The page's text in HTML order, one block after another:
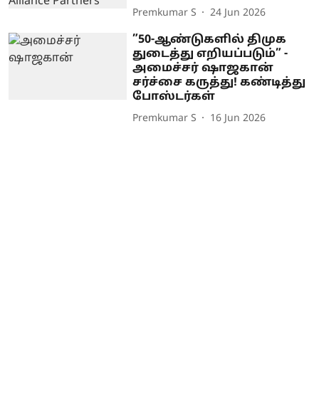
Premkumar S 24 Jun 2026
”50-ஆண்டுகளில் திமுக
துடைத்து எறியப்படும்” -
அமைச்சர் ஷாஜகான்
சர்ச்சை கருத்து! கண்டித்து
போஸ்டர்கள்
Premkumar S 16 Jun 2026